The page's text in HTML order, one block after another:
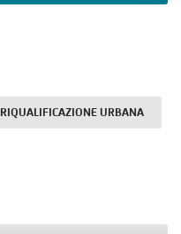
RIQUALIFICAZIONE URBANA